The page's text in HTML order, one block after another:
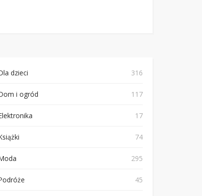
dzieci 316
i ogród 117
17
74
295
45